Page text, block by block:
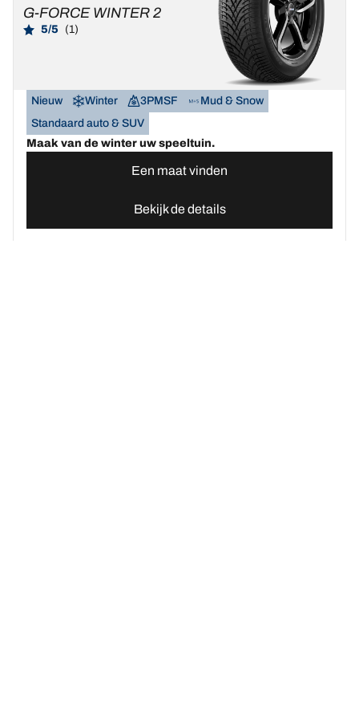
G-FORCE WINTER 2
5/5 (1)
Nieuw Winter 3PMSF
Mud & Snow
Standaard auto & SUV
Maak van de winter uw speeltuin.
Een maat vinden
Bekijk de details